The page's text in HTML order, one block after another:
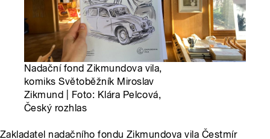
Nadační fond Zikmundova vila,
komiks Světoběžník Miroslav
Zikmund | Foto: Klára Pelcová,
Český rozhlas
Zakladatel nadačního fondu Zikmundova vila Čestmír